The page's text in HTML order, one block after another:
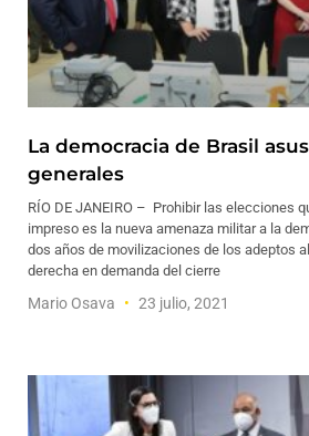
La democracia de Brasil
generales
RÍO DE JANEIRO – Prohibir las elecciones
impreso es la nueva amenaza militar a la
dos años de movilizaciones de los adeptos
derecha en demanda del cierre
Mario Osava 23 julio, 2021